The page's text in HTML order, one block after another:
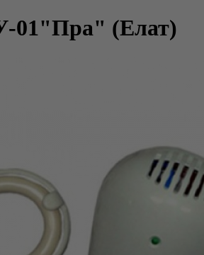
01"Пра" (Елат)